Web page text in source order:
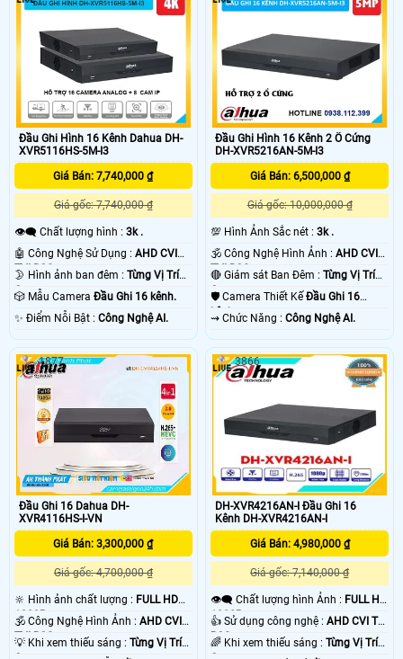
Đầu Ghi Hình 16 Kênh Dahua DH-
XVR5116HS-5M-I3
Giá Bán: 7,740,000 ₫
Giá gốc: 7,740,000 ₫
👁️‍🗨 Chất lượng hình : 3k .
🤖️ Công Nghệ Sử Dụng : AHD CVI
TVI BCS.
🌛 Hình ảnh ban đêm : Từng Vị Trí
Camera .
🎲 Mẫu Camera Đầu Ghi 16 kênh.
️✨ Điểm Nỗi Bật : Công Nghệ AI.
Đầu Ghi Hình 16 Kênh 2 Ổ Cứng
DH-XVR5216AN-5M-I3
Giá Bán: 6,500,000 ₫
Giá gốc: 10,000,000 ₫
💯 Hình Ảnh Sắc nét :3k .
🕉️ Công Nghệ Hình Ảnh :AHD CVI
TVI BCS.
🔴 Giám sát Ban Đêm :Từng Vị Trí
Camera .
🛡 Camera Thiết KếĐầu Ghi 16
kênh.
️⇝ Chức Năng :Công Nghệ AI.
Đầu Ghi 16 Dahua DH-
XVR4116HS-I-VN
Giá Bán: 3,300,000 ₫
Giá gốc: 4,700,000 ₫
🔆 Hình ảnh chất lượng : FULL HD
1080P .
🕉️ Công Nghệ Hình Ảnh : AHD CVI
TVI BCS.
💡 Khi xem thiếu sáng : Từng Vị Trí
1877
DH-XVR4216AN-I Đầu Ghi 16
Kênh DH-XVR4216AN-I
Giá Bán: 4,980,000 ₫
Giá gốc: 7,140,000 ₫
👁️‍🗨 Chất lượng hình Ảnh : FULL HD
1080P .
👍 Sử dụng công nghệ :AHD CVI TVI
BCS.
🌈 Khi xem thiếu sáng :Từng Vị Trí
3866